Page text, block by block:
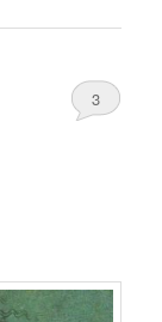
3